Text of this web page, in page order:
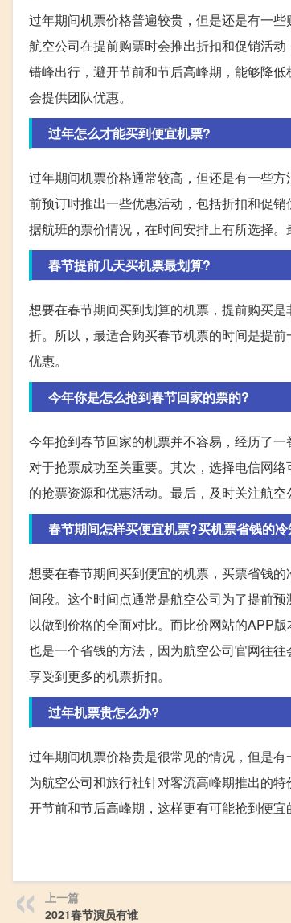
过年期间机票价格普遍较贵，但是还是有一
航空公司在提前购票时会推出折扣和促销活
错峰出行，避开节前和节后高峰期，能够降
会提供团队优惠。
过年怎么才能买到便宜机票?
过年期间机票价格通常较高，但还是有一些
前预订时推出一些优惠活动，包括折扣和促
据航班的票价情况，在时间安排上有所选择
春节提前几天买机票最划算?
想要在春节期间买到划算的机票，提前购买
折。所以，最适合购买春节机票的时间是提
优惠。
今年你是怎么抢到春节回家的票的?
今年抢到春节回家的机票并不容易，经历了
对于抢票成功至关重要。其次，选择电信网
的抢票资源和优惠活动。最后，及时关注航
春节期间怎样买便宜机票?买机票省钱的
想要在春节期间买到便宜的机票，买票省钱
间段。这个时间点通常是航空公司为了提前
以做到价格的全面对比。而比价网站的APP
也是一个省钱的方法，因为航空公司官网往
享受到更多的机票折扣。
过年机票贵怎么办?
过年期间机票价格贵是很常见的情况，但是
为航空公司和旅行社针对客流高峰期推出的
开节前和节后高峰期，这样更有可能抢到便宜
上一篇
2021春节演员有谁